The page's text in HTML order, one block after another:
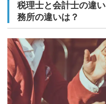
税理士と会計士の違
務所の違いは？